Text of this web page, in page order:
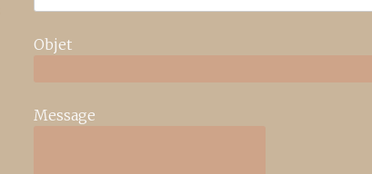
Objet
Message